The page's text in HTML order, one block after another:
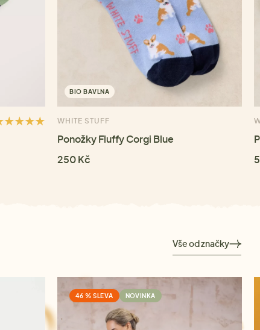
BIO BAVLNA
WHITE STUFF
Ponožky Fluffy Corgi Blue
250 Kč
Vše od značky
46 % SLEVA NOVINKA